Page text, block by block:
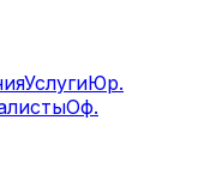
УслугиЮр.
Оф.